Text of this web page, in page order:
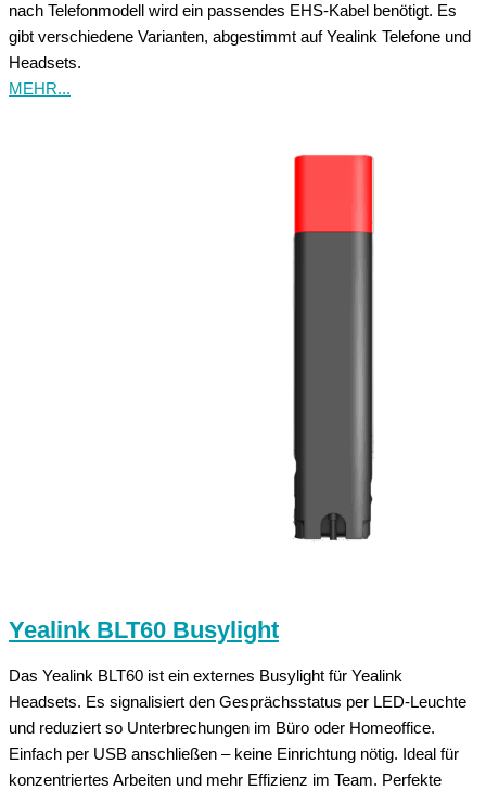
nach Telefonmodell wird ein passendes EHS-Kabel benötigt. Es
gibt verschiedene Varianten, abgestimmt auf Yealink Telefone und
Headsets.
MEHR...
Yealink BLT60 Busylight
Das Yealink BLT60 ist ein externes Busylight für Yealink
Headsets. Es signalisiert den Gesprächsstatus per LED-Leuchte
und reduziert so Unterbrechungen im Büro oder Homeoffice.
Einfach per USB anschließen – keine Einrichtung nötig. Ideal für
konzentriertes Arbeiten und mehr Effizienz im Team. Perfekte